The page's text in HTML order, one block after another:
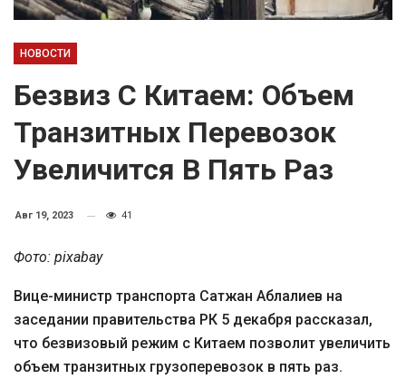
НОВОСТИ
Безвиз С Китаем: Объем
Транзитных Перевозок
Увеличится В Пять Раз
Авг 19, 2023 41
Фото: pixabay
Вице-министр транспорта Сатжан Аблалиев на
заседании правительства РК 5 декабря рассказал,
что безвизовый режим с Китаем позволит увеличить
объем транзитных грузоперевозок в пять раз.